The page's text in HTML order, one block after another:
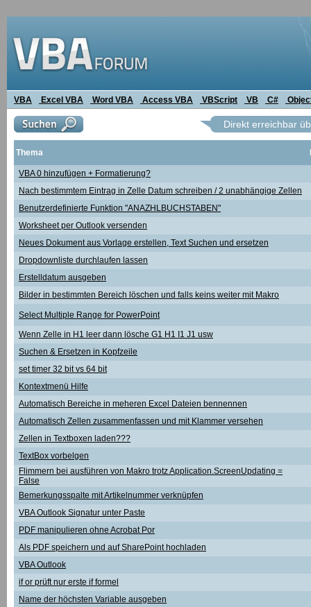
VBA Excel VBA Word VBA Access VBA VBScript VB C#
Direkt erreichbar
Thema
VBA 0 hinzufügen + Formatierung?
Nach bestimmtem Eintrag in Zelle Datum schreiben / 2 unabhängige Zellen
Benutzerdefinierte Funktion "ANAZHLBUCHSTABEN"
Worksheet per Outlook versenden
Neues Dokument aus Vorlage erstellen, Text Suchen und ersetzen
Dropdownliste durchlaufen lassen
Erstelldatum ausgeben
Bilder in bestimmten Bereich löschen und falls keins weiter mit Makro
Select Multiple Range for PowerPoint
Wenn Zelle in H1 leer dann lösche G1 H1 I1 J1 usw
Suchen & Ersetzen in Kopfzeile
set timer 32 bit vs 64 bit
Kontextmenü Hilfe
Automatisch Bereiche in meheren Excel Dateien bennennen
Automatisch Zellen zusammenfassen und mit Klammer versehen
Zellen in Textboxen laden???
TextBox vorbelgen
Flimmern bei ausführen von Makro trotz Application.ScreenUpdating =
False
Bemerkungsspalte mit Artikelnummer verknüpfen
VBA Outlook Signatur unter Paste
PDF manipulieren ohne Acrobat Por
Als PDF speichern und auf SharePoint hochladen
VBA Outlook
if or prüft nur erste if formel
Name der höchsten Variable ausgeben